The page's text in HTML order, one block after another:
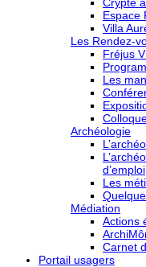
Espace
Villa
Les Rendez-
Fréjus
Les
Archéologie
d’emploi
Les
Médiation
Actions
Carnet
Portail usagers